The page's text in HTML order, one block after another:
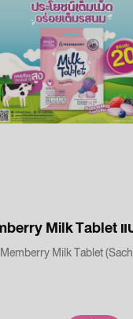
Memberry Milk Tablet